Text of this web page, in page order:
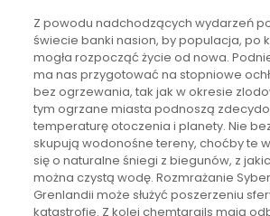
Z powodu nadchodzących wydarzeń
świecie banki nasion, by populacja, po
mogła rozpocząć życie od nowa.
ma nas przygotować na stopniowe
bez ogrzewania, tak jak w okresie
tym ogrzane miasta podnoszą
temperaturę otoczenia i planety. Nie
skupują wodonośne tereny, choćby te
się o naturalne śniegi z biegunów, z
można czystą wodę. Rozmrażanie
Grenlandii może służyć poszerzeniu
katastrofie. Z kolei chemtarails mają